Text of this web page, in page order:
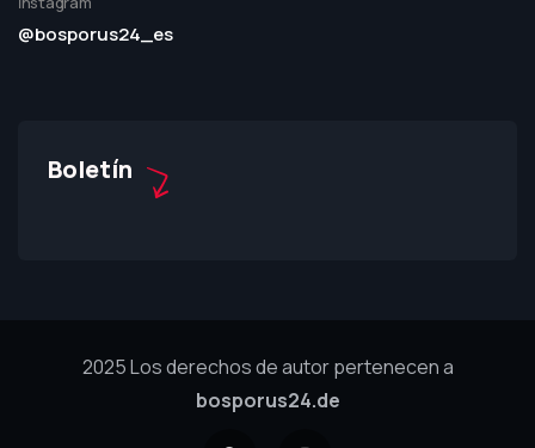
@bosporus24_es
Boletín
2025 Los derechos de autor pertenecen a
bosporus24.de